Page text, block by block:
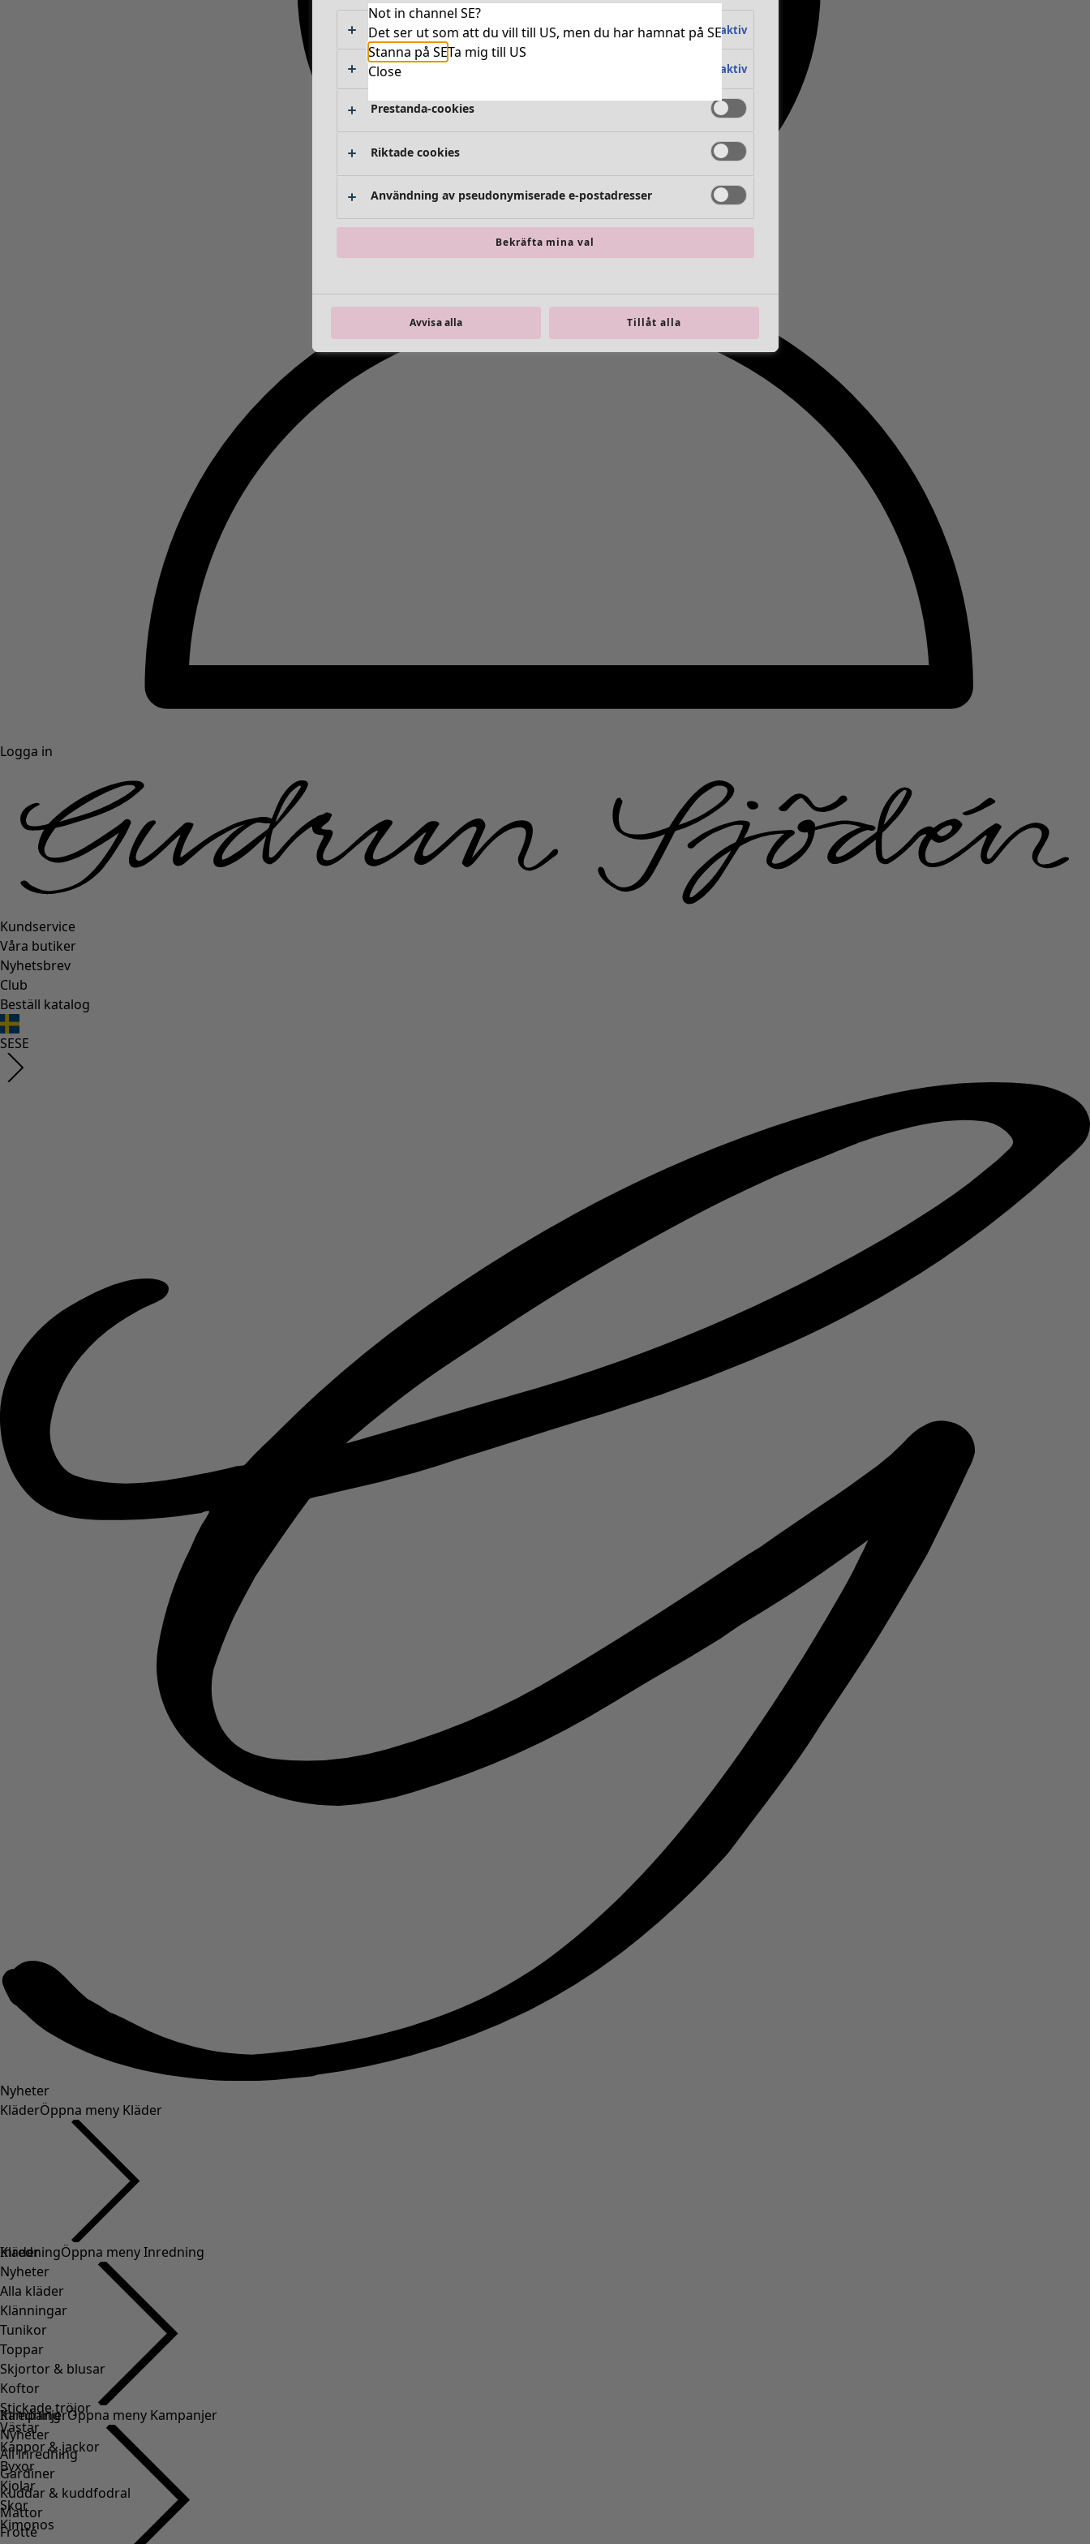
Logga in
Kundservice
Våra butiker
Nyhetsbrev
Club
Beställ katalog
SESE
Nyheter
KläderÖppna meny Kläder
Kläder
Nyheter
Alla kläder
Klänningar
Tunikor
Toppar
Skjortor & blusar
Koftor
Stickade tröjor
Västar
Kappor & jackor
Byxor
Kjolar
Skor
Kimonos
InredningÖppna meny Inredning
Inredning
Nyheter
All inredning
Gardiner
Kuddar & kuddfodral
Mattor
Frotté
KampanjerÖppna meny Kampanjer
Not in channel SE?
Det ser ut som att du vill till US, men du har hamnat på SE
Stanna på SETa mig till US
Close
Absolut nödvändiga cookies Alltid aktiv
Funktionella cookies Alltid aktiv
Prestanda-cookies
Riktade cookies
Användning av pseudonymiserade e-postadresser
Bekräfta mina val
Avvisa alla Tillåt alla